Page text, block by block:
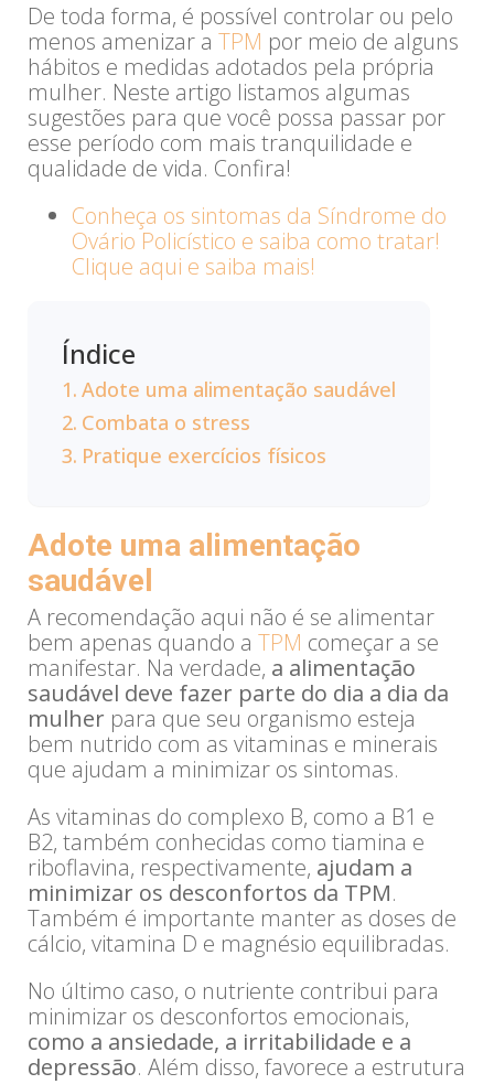
De toda forma, é possível controlar ou pelo
menos amenizar aTPM por meio de alguns
hábitos e medidas adotados pela própria
mulher. Neste artigo listamos algumas
sugestões para que você possa passar por
esse período com mais tranquilidade e
qualidade de vida. Confira!
Conheça os sintomas da Síndrome do
Ovário Policístico e saiba como tratar!
Clique aqui e saiba mais!
Índice
Adote uma alimentação saudável
Combata o stress
Pratique exercícios físicos
Adote uma alimentação
saudável
A recomendação aqui não é se alimentar
bem apenas quando aTPM começar a se
manifestar. Na verdade, a alimentação
saudável deve fazer parte do dia a dia da
mulher para que seu organismo esteja
bem nutrido com as vitaminas e minerais
que ajudam a minimizar os sintomas.
As vitaminas do complexo B, como a B1 e
B2, também conhecidas como tiamina e
riboflavina, respectivamente, ajudam a
minimizar os desconfortos da TPM.
Também é importante manter as doses de
cálcio, vitamina D e magnésio equilibradas.
No último caso, o nutriente contribui para
minimizar os desconfortos emocionais,
como a ansiedade, a irritabilidade e a
depressão. Além disso, favorece a estrutura